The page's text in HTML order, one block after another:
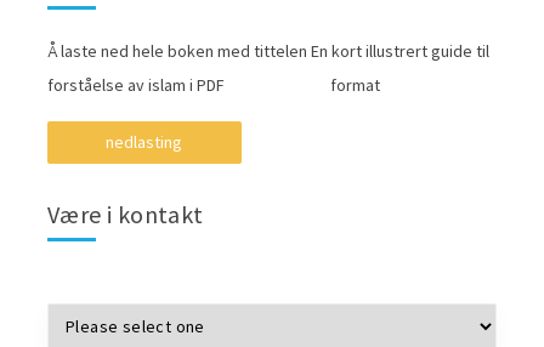
Å laste ned hele boken med tittelen En kort illustrert guide til
forståelse av islam i PDF format
nedlasting
Være i kontakt